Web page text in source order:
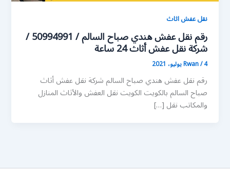
نقل عفش اثاث
رقم نقل عفش هندي صباح السالم / 50994991 /
شركة نقل عفش أثاث 24 ساعة
Rwan/4 يوليو، 2021
رقم نقل عفش هندي صباح السالم شركة نقل عفش أثاث
صباح السالم بالكويت الكويت نقل العفش والأثاث المنازل
والمكاتب نقل […]